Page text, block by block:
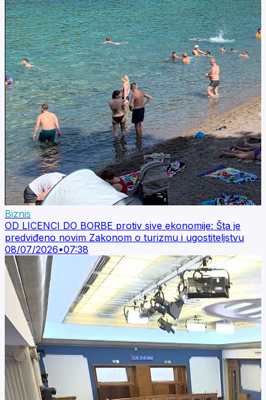
Biznis
OD LICENCI DO BORBE protiv sive ekonomije: Šta je
predviđeno novim Zakonom o turizmu i ugostiteljstvu
08/07/2026•07:38